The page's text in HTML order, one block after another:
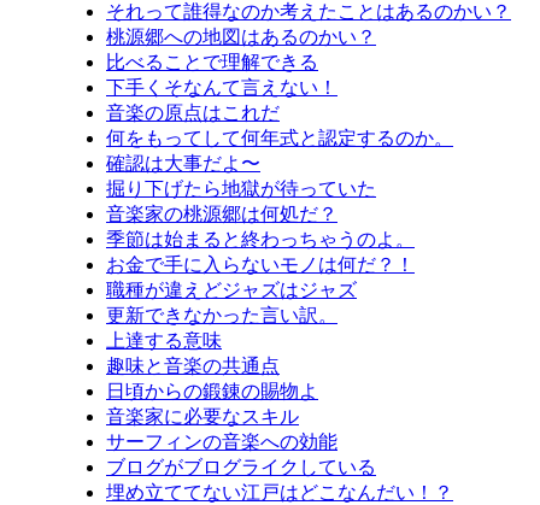
それって誰得なのか考えたことはあるのかい？
桃源郷への地図はあるのかい？
比べることで理解できる
下手くそなんて言えない！
音楽の原点はこれだ
何をもってして何年式と認定するのか。
確認は大事だよ〜
掘り下げたら地獄が待っていた
音楽家の桃源郷は何処だ？
季節は始まると終わっちゃうのよ。
お金で手に入らないモノは何だ？！
職種が違えどジャズはジャズ
更新できなかった言い訳。
上達する意味
趣味と音楽の共通点
日頃からの鍛錬の賜物よ
音楽家に必要なスキル
サーフィンの音楽への効能
ブログがブログライクしている
埋め立ててない江戸はどこなんだい！？